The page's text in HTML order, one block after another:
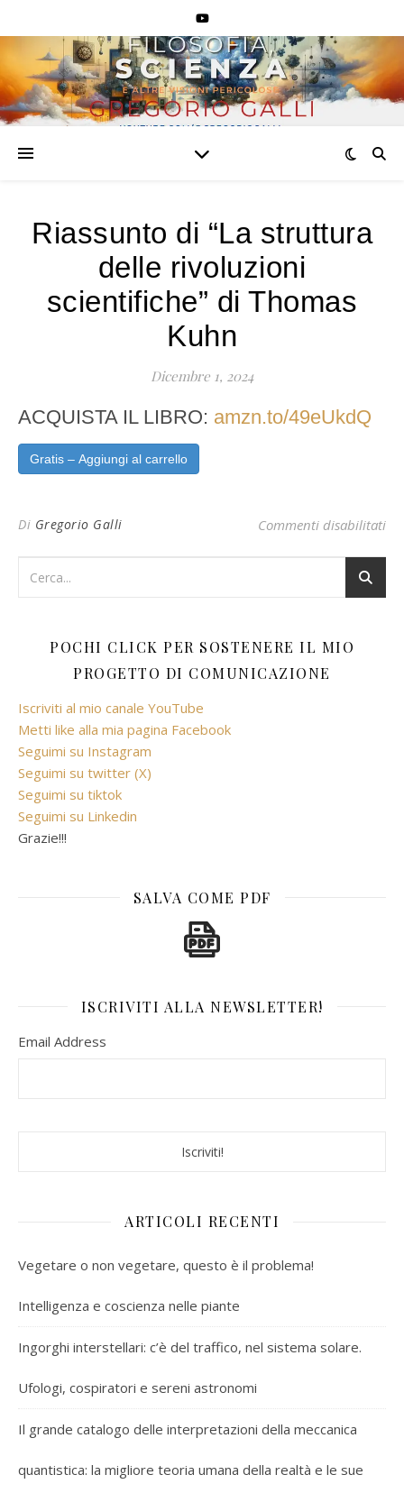
Riassunto di “La struttura
delle rivoluzioni
scientifiche” di Thomas
Kuhn
Dicembre 1, 2024
ACQUISTA IL LIBRO: amzn.to/49eUkdQ
Gratis – Aggiungi al carrello
Di Gregorio Galli Commenti disabilitatisu
POCHI CLICK PER SOSTENERE IL MIO
PROGETTO DI COMUNICAZIONE
Iscriviti al mio canale YouTube
Metti like alla mia pagina Facebook
Seguimi su Instagram
Seguimi su twitter (X)
Seguimi su tiktok
Seguimi su Linkedin
Grazie!!!
SALVA COME PDF
ISCRIVITI ALLA NEWSLETTER!
Email Address
ARTICOLI RECENTI
Vegetare o non vegetare, questo è il problema!
Intelligenza e coscienza nelle piante
Ingorghi interstellari: c’è del traffico, nel sistema solare.
Ufologi, cospiratori e sereni astronomi
Il grande catalogo delle interpretazioni della meccanica
quantistica: la migliore teoria umana della realtà e le sue